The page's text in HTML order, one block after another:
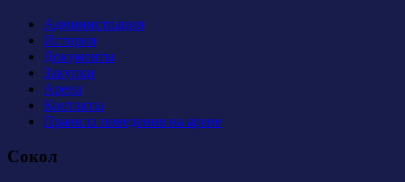
Администрация
История
Документы
Закупки
Арена
Контакты
Правила поведения на арене
Сокол